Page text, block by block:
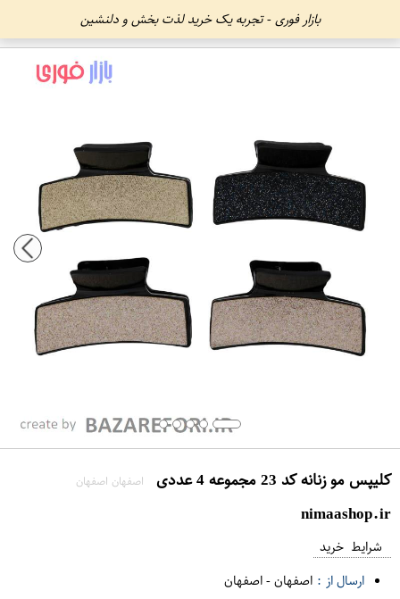
بازار فوری - تجربه یک خرید لذت بخش و دلنشین
کلیپس مو زنانه کد 23 مجموعه 4 عددی اصفهان اصفهان
nimaashop.ir
شرایط خرید
ارسال از : اصفهان-اصفهان